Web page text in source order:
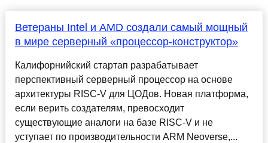
Ветераны Intel и AMD создали самый мощный
в мире серверный «процессор-конструктор»
Калифорнийский стартап разрабатывает
перспективный серверный процессор на основе
архитектуры RISC-V для ЦОДов. Новая платформа,
если верить создателям, превосходит
существующие аналоги на базе RISC-V и не
уступает по производительности ARM Neoverse,...